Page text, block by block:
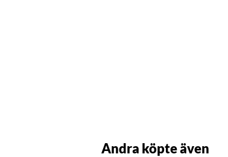
Andra köpte även